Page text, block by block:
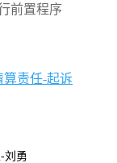
前置程序
算责任-起诉
刘勇